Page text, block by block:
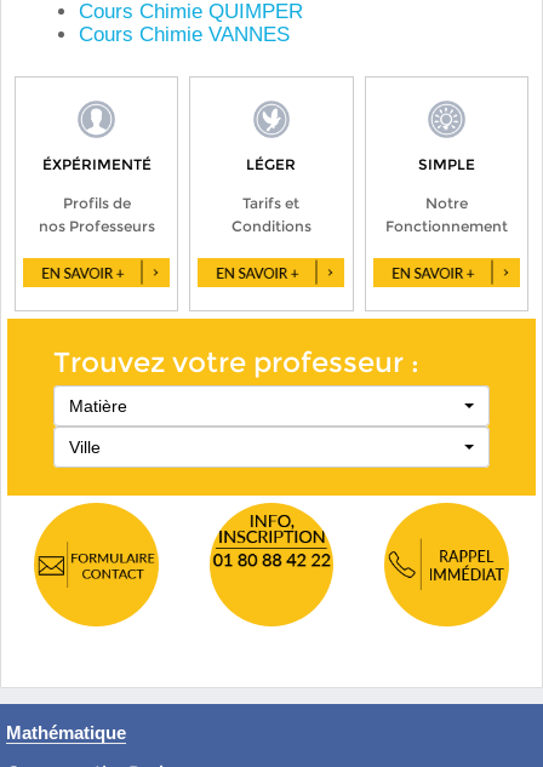
Cours Chimie QUIMPER
Cours Chimie VANNES
ÉXPÉRIMENTÉ
Profils de
nos Professeurs
LÉGER
Tarifs et
Conditions
SIMPLE
Notre
Fonctionnement
Trouvez votre professeur :
Matière
Ville
Mathématique